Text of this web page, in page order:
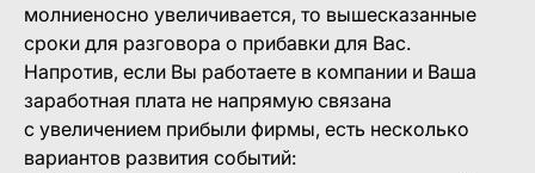
молниеносно увеличивается, то вышесказанные
сроки для разговора о прибавки для Вас.
Напротив, если Вы работаете в компании и Ваша
заработная плата не напрямую связана
с увеличением прибыли фирмы, есть несколько
вариантов развития событий: